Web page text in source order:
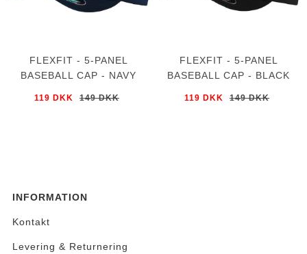
FLEXFIT - 5-PANEL
BASEBALL CAP - NAVY
119 DKK 149 DKK
FLEXFIT - 5-PANEL
BASEBALL CAP - BLACK
119 DKK 149 DKK
INFORMATION
Kontakt
Levering & Returnering